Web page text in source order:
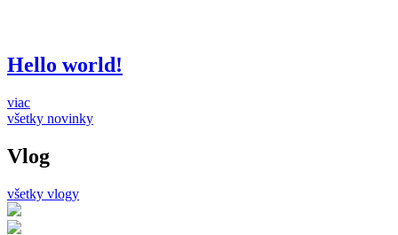
Hello world!
viac
všetky novinky
Vlog
všetky vlogy